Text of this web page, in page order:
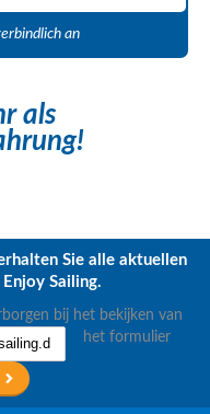
an
als
Sie alle aktuellen
Sailing.
bij het bekijken van
het formulier